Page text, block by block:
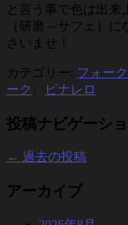
と言う事で色は出来
（研磨～サフェ）
さいませ！
カテゴリー: フォーク
ーク
ピナレロ
投稿ナビゲーシ
← 過去の投稿
アーカイブ